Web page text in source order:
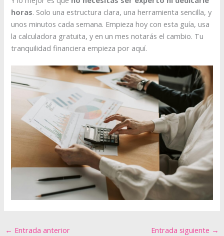
horas. Solo una estructura clara, una herramienta sencilla, y
unos minutos cada semana. Empieza hoy con esta guía, usa
la calculadora gratuita, y en un mes notarás el cambio. Tu
tranquilidad financiera empieza por aquí.
← Entrada anterior Entrada siguiente →